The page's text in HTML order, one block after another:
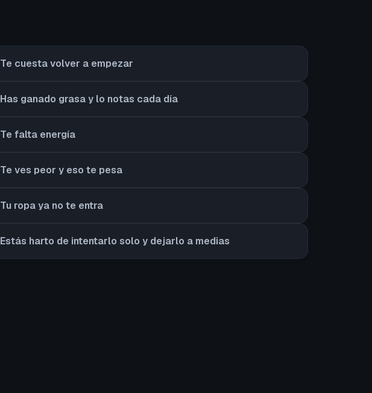
Te cuesta volver a empezar
Has ganado grasa y lo notas cada día
Te falta energía
Te ves peor y eso te pesa
Tu ropa ya no te entra
Estás harto de intentarlo solo y dejarlo a medias